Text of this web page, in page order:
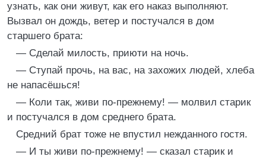
узнать, как они живут, как его наказ выполняют.
Вызвал он дождь, ветер и постучался в дом
старшего брата:
— Сделай милость, приюти на ночь.
— Ступай прочь, на вас, на захожих людей, хлеба
не напасёшься!
— Коли так, живи по-прежнему! — молвил старик
и постучался в дом среднего брата.
Средний брат тоже не впустил нежданного гостя.
— И ты живи по-прежнему! — сказал старик и